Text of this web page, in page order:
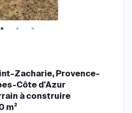
Zacharie, Provence-
Côte d'Azur
à construire
m²